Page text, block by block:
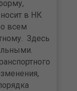
в НК
всем
Здесь